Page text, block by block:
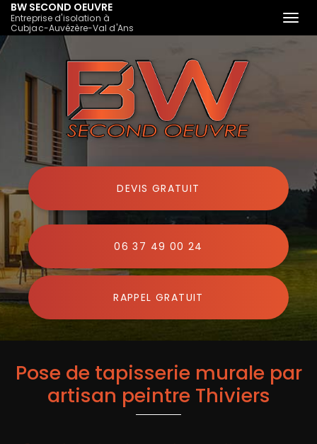
Aller
contenu
BW SECOND OEUVRE
Entreprise d'isolation à
Cubjac-Auvézère-Val d'Ans
DEVIS GRATUIT
06 37 49 00 24
RAPPEL GRATUIT
Pose de tapisserie murale par
artisan peintre Thiviers